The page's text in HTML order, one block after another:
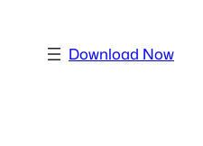
Download Now